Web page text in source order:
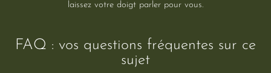
laissez votre doigt parler pour vous.
FAQ : vos questions fréquentes sur ce
sujet